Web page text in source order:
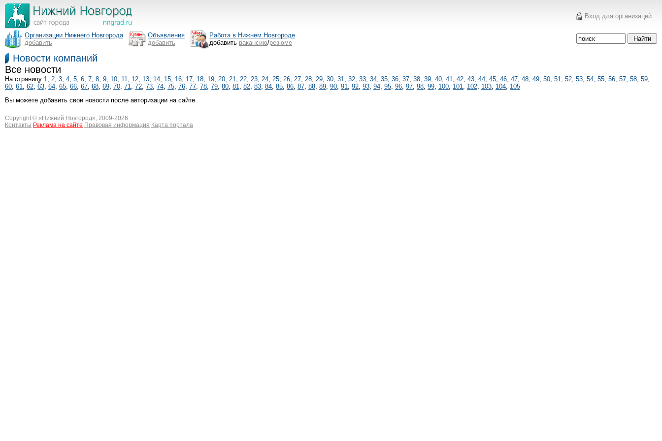
Вход для организаций
Организации Нижнего Новгорода
добавить
Объявления
добавить
Работа в Нижнем Новгороде
добавить вакансию/резюме
Новости компаний
Все новости
На страницу 1, 2, 3, 4, 5, 6, 7, 8, 9, 10, 11, 12, 13, 14, 15, 16, 17, 18, 19, 20, 21, 22, 23, 24, 25, 26, 27, 28, 29, 30, 31, 32, 33, 34, 35, 36, 37, 38, 39, 40, 41, 42, 43, 44, 45, 46, 47, 48, 49, 50, 51, 52, 53, 54, 55, 56, 57, 58, 59,
60, 61, 62, 63, 64, 65, 66, 67, 68, 69, 70, 71, 72, 73, 74, 75, 76, 77, 78, 79, 80, 81, 82, 83, 84, 85, 86, 87, 88, 89, 90, 91, 92, 93, 94, 95, 96, 97, 98, 99, 100, 101, 102, 103, 104, 105
Вы можете добавить свои новости после авторизации на сайте
Copyright © «Нижний Новгород», 2009-2026
Контакты Реклама на сайте Правовая информация Карта портала